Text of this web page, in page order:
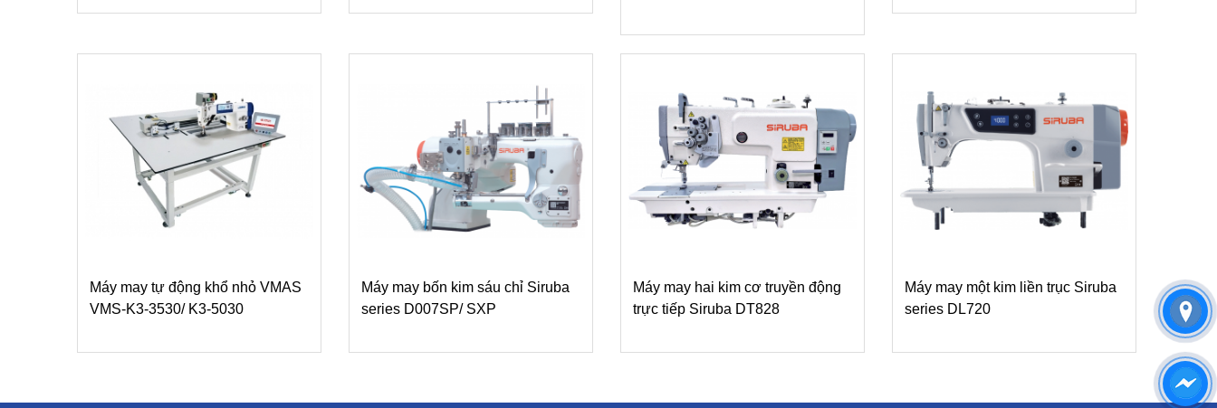
Máy may tự động khổ nhỏ VMAS
VMS-K3-3530/ K3-5030
Máy may bốn kim sáu chỉ Siruba
series D007SP/ SXP
Máy may hai kim cơ truyền động
trực tiếp Siruba DT828
Máy may một kim liền trục Siruba
series DL720